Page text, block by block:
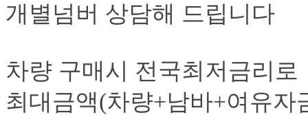
개별넘버 상담해 드립니다
차량 구매시 전국최저금리로
최대금액(차량+남바+여유